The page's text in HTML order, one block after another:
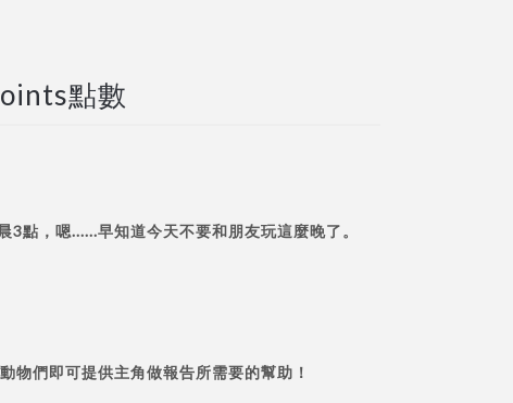
點數
點，嗯......早知道今天不要和朋友玩這麼晚了。
物們即可提供主角做報告所需要的幫助！